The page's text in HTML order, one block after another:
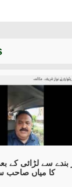
بندے سے لڑائی کے
کا میاں صاحب